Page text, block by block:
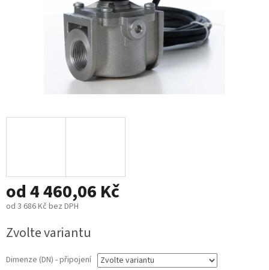
od4 460,06 Kč
od 3 686 Kč bez DPH
cena:
Zvolte variantu
Dimenze (DN) - připojení